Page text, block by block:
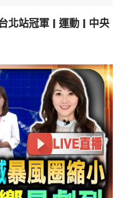
北站冠軍 | 運動 | 中央